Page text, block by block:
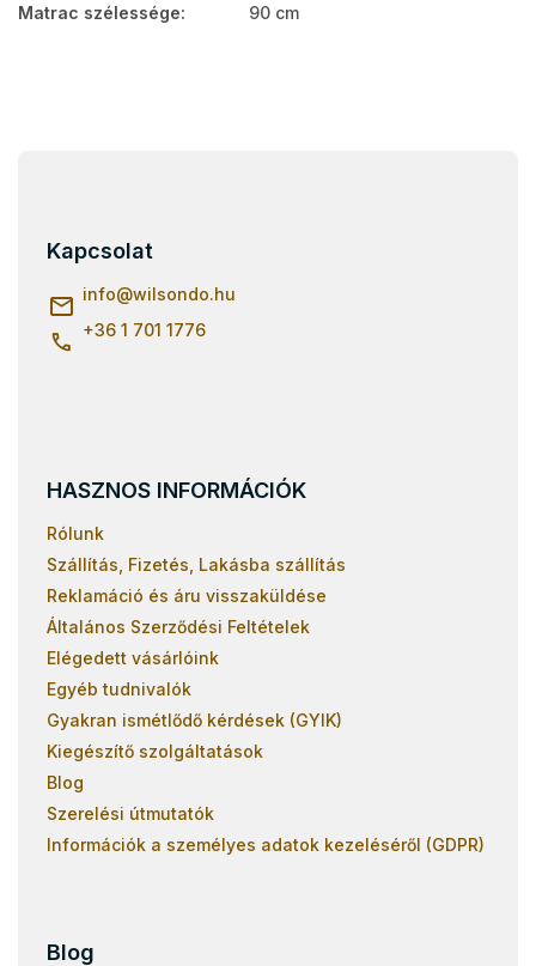
Matrac szélessége: 90 cm
Kapcsolat
info@wilsondo.hu
+36 1 701 1776
HASZNOS INFORMÁCIÓK
Rólunk
Szállítás, Fizetés, Lakásba szállítás
Reklamáció és áru visszaküldése
Általános Szerződési Feltételek
Elégedett vásárlóink
Egyéb tudnivalók
Gyakran ismétlődő kérdések (GYIK)
Kiegészítő szolgáltatások
Blog
Szerelési útmutatók
Információk a személyes adatok kezeléséről (GDPR)
Blog